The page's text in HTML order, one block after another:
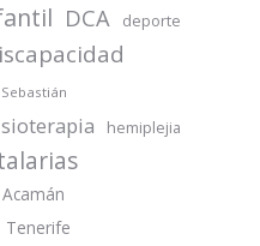
DCA deporte
hemiplejia
Tenerife